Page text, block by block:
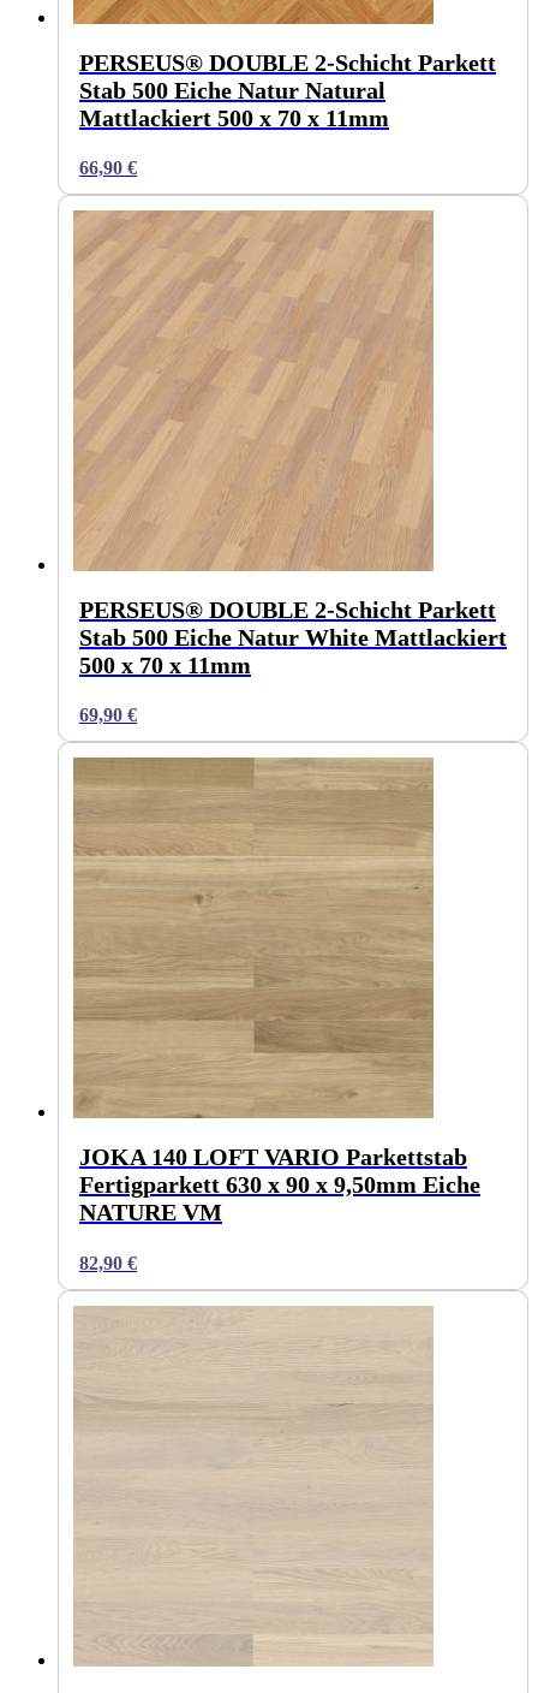
PERSEUS® DOUBLE 2-Schicht Parkett
Stab 500 Eiche Natur Natural
Mattlackiert 500 x 70 x 11mm
66,90 €
PERSEUS® DOUBLE 2-Schicht Parkett
Stab 500 Eiche Natur White Mattlackiert
500 x 70 x 11mm
69,90 €
JOKA 140 LOFT VARIO Parkettstab
Fertigparkett 630 x 90 x 9,50mm Eiche
NATURE VM
82,90 €